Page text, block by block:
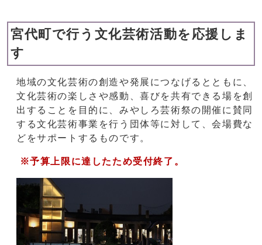
宮代町で行う文化芸術活動を応援しま
す
地域の文化芸術の創造や発展につなげるとともに、
文化芸術の楽しさや感動、喜びを共有できる場を創
出することを目的に、みやしろ芸術祭の開催に賛同
する文化芸術事業を行う団体等に対して、会場費な
どをサポートするものです。
※予算上限に達したため受付終了。